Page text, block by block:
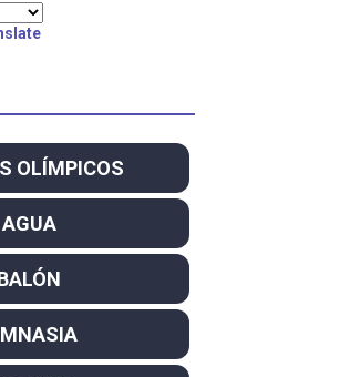
y Caetano Horta y Rodrigo Conde
y quinto oro consecutivo
OLÍMPICOS
AGUA